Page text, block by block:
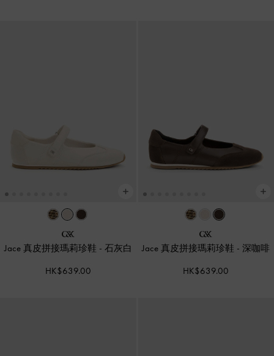
Jace 真皮拼接瑪莉珍鞋 - 石灰白
HK$639.00
Jace 真皮拼接瑪莉珍鞋 -深咖啡
HK$639.00